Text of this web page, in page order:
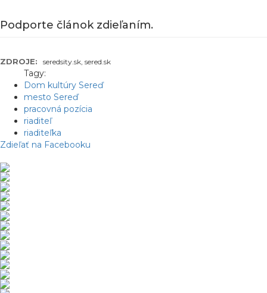
Podporte článok zdieľaním.
ZDROJE: seredsity.sk, sered.sk
Tagy:
Dom kultúry Sereď
mesto Sereď
pracovná pozícia
riaditeľ
riaditeľka
Zdieľať na Facebooku